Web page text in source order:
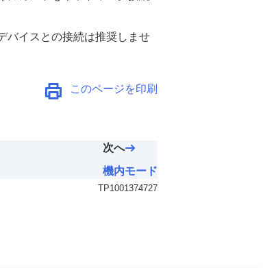
バイスとの接続は推奨しませ
このページを印刷
次へ
機内モード
TP1001374727